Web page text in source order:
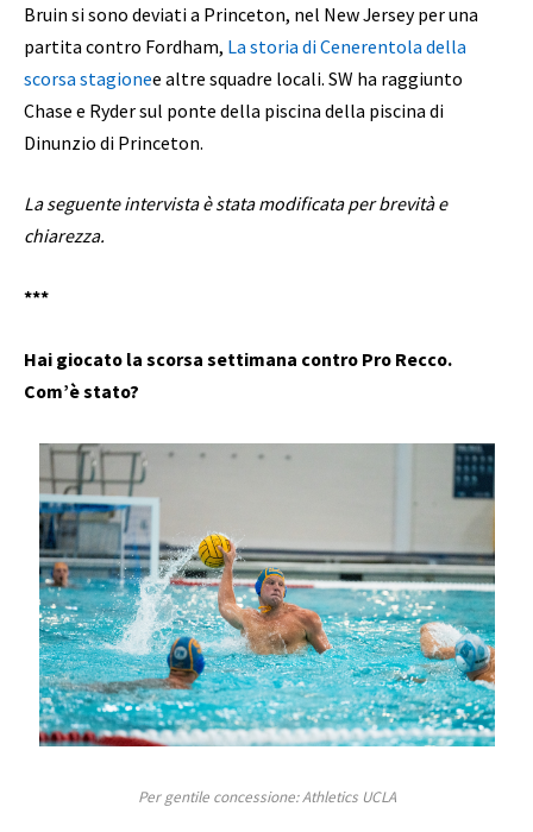
Bruin si sono deviati a Princeton, nel New Jersey per una
partita contro Fordham, La storia di Cenerentola della
scorsa stagionee altre squadre locali. SW ha raggiunto
Chase e Ryder sul ponte della piscina della piscina di
Dinunzio di Princeton.
La seguente intervista è stata modificata per brevità e
chiarezza.
***
Hai giocato la scorsa settimana contro Pro Recco.
Com’è stato?
Per gentile concessione: Athletics UCLA